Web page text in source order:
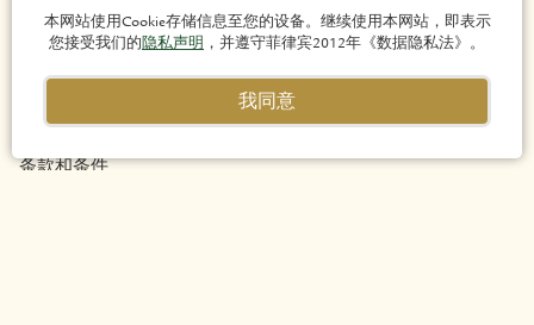
法律
条款和条件
本网站使用Cookie存储信息至您的设备。继续使用本网站，即表示
您接受我们的隐私声明 ，并遵守菲律宾2012年《数据隐私法》。
我同意